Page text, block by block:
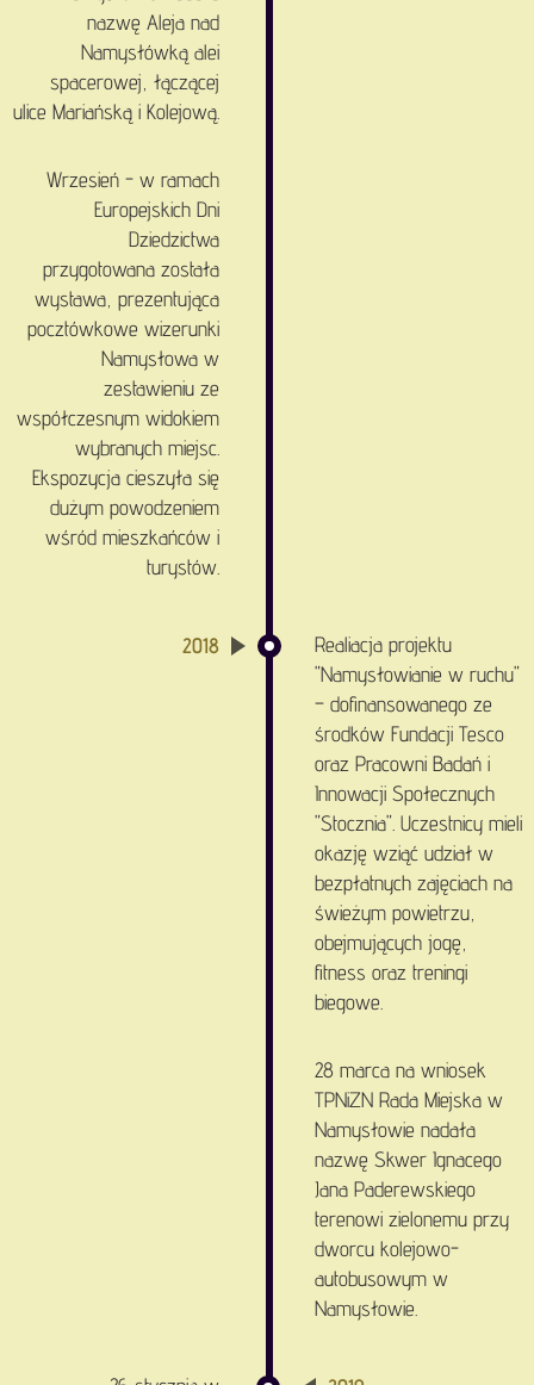
nazwę Aleja nad
Namysłówką alei
spacerowej, łączącej
ulice Mariańską i Kolejową.
Wrzesień - w ramach
Europejskich Dni
Dziedzictwa
przygotowana została
wystawa, prezentująca
pocztówkowe wizerunki
Namysłowa w
zestawieniu ze
współczesnym widokiem
wybranych miejsc.
Ekspozycja cieszyła się
dużym powodzeniem
wśród mieszkańców i
turystów.
2018
Realiacja projektu
"Namysłowianie w ruchu"
– dofinansowanego ze
środków Fundacji Tesco
oraz Pracowni Badań i
Innowacji Społecznych
"Stocznia". Uczestnicy mieli
okazję wziąć udział w
bezpłatnych zajęciach na
świeżym powietrzu,
obejmujących jogę,
fitness oraz treningi
biegowe.
28 marca na wniosek
TPNiZN Rada Miejska w
Namysłowie nadała
nazwę Skwer Ignacego
Jana Paderewskiego
terenowi zielonemu przy
dworcu kolejowo-
autobusowym w
Namysłowie.